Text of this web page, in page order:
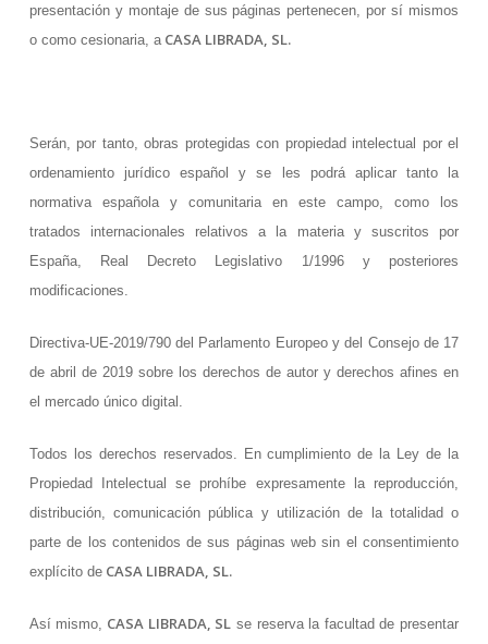
presentación y montaje de sus páginas pertenecen, por sí mismos
o como cesionaria, aCASA LIBRADA, SL.
Serán, por tanto, obras protegidas con propiedad intelectual por el
ordenamiento jurídico español y se les podrá aplicar tanto la
normativa española y comunitaria en este campo, como los
tratados internacionales relativos a la materia y suscritos por
España, Real Decreto Legislativo 1/1996 y posteriores
modificaciones.
Directiva-UE-2019/790 del Parlamento Europeo y del Consejo de 17
de abril de 2019 sobre los derechos de autor y derechos afines en
el mercado único digital.
Todos los derechos reservados. En cumplimiento de la Ley de la
Propiedad Intelectual se prohíbe expresamente la reproducción,
distribución, comunicación pública y utilización de la totalidad o
parte de los contenidos de sus páginas web sin el consentimiento
explícito deCASA LIBRADA, SL.
Así mismo, CASA LIBRADA, SL se reserva la facultad de presentar